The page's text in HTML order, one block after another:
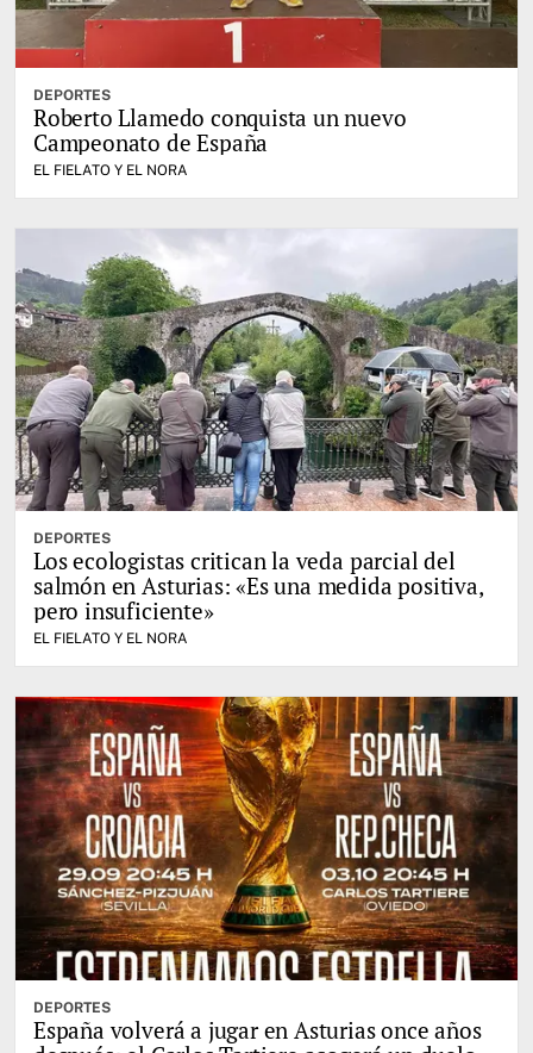
DEPORTES
Roberto Llamedo conquista un nuevo
Campeonato de España
EL FIELATO Y EL NORA
DEPORTES
Los ecologistas critican la veda parcial del
salmón en Asturias: «Es una medida positiva,
pero insuficiente»
EL FIELATO Y EL NORA
DEPORTES
España volverá a jugar en Asturias once años